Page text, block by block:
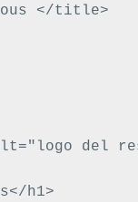
</title>
del
h1>